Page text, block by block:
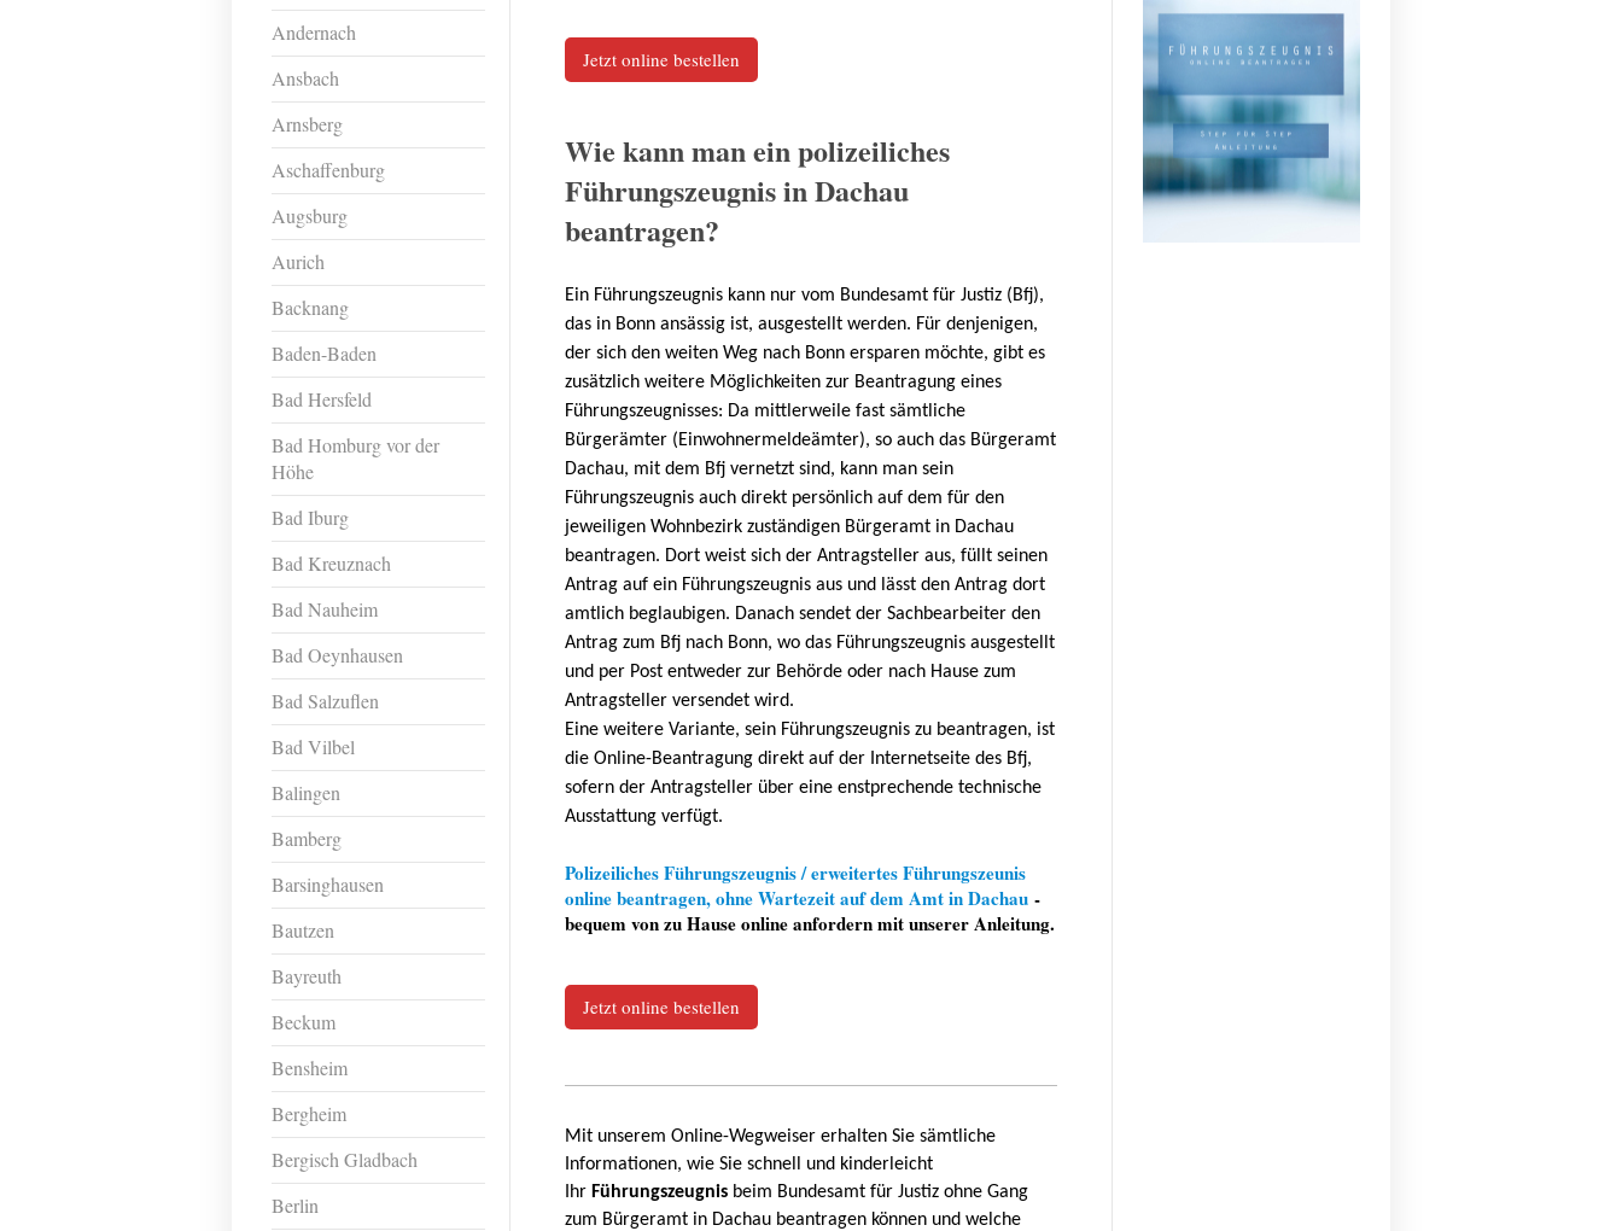
Andernach
Ansbach
Arnsberg
Aschaffenburg
Augsburg
Aurich
Backnang
Baden-Baden
Bad Hersfeld
Bad Homburg vor der
Höhe
Bad Iburg
Bad Kreuznach
Bad Nauheim
Bad Oeynhausen
Bad Salzuflen
Bad Vilbel
Balingen
Bamberg
Barsinghausen
Bautzen
Bayreuth
Beckum
Bensheim
Bergheim
Bergisch Gladbach
Berlin
Jetzt online bestellen
Wie kann man ein polizeiliches
Führungszeugnis in Dachau
beantragen?
Ein Führungszeugnis kann nur vom Bundesamt für Justiz (Bfj),
das in Bonn ansässig ist, ausgestellt werden. Für denjenigen,
der sich den weiten Weg nach Bonn ersparen möchte, gibt es
zusätzlich weitere Möglichkeiten zur Beantragung eines
Führungszeugnisses: Da mittlerweile fast sämtliche
Bürgerämter (Einwohnermeldeämter), so auch das Bürgeramt
Dachau, mit dem Bfj vernetzt sind, kann man sein
Führungszeugnis auch direkt persönlich auf dem für den
jeweiligen Wohnbezirk zuständigen Bürgeramt in Dachau
beantragen. Dort weist sich der Antragsteller aus, füllt seinen
Antrag auf ein Führungszeugnis aus und lässt den Antrag dort
amtlich beglaubigen. Danach sendet der Sachbearbeiter den
Antrag zum Bfj nach Bonn, wo das Führungszeugnis ausgestellt
und per Post entweder zur Behörde oder nach Hause zum
Antragsteller versendet wird.
Eine weitere Variante, sein Führungszeugnis zu beantragen, ist
die Online-Beantragung direkt auf der Internetseite des Bfj,
sofern der Antragsteller über eine enstprechende technische
Ausstattung verfügt.
Polizeiliches Führungszeugnis / erweitertes Führungszeunis
online beantragen, ohne Wartezeit auf dem Amt in Dachau-
bequem von zu Hause online anfordern mit unserer Anleitung.
Jetzt online bestellen
Mit unserem Online-Wegweiser erhalten Sie sämtliche
Informationen, wie Sie schnell und kinderleicht
Ihr Führungszeugnis beim Bundesamt für Justiz ohne Gang
zum Bürgeramt in Dachau beantragen können und welche